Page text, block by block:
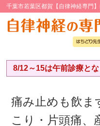
千葉市若葉区都賀【自律神経専門
8/12～15は午前診療とな
痛み止めも飲ま
こり・片頭痛、